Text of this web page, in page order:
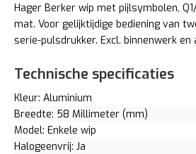
Hager Berker wip met pijlsymbolen,
mat. Voor gelijktijdige bediening van
serie-pulsdrukker. Excl. binnenwerk en
Technische specificaties
Kleur: Aluminium
Breedte: 58 Millimeter (mm)
Model: Enkele wip
Halogeenvrij: Ja